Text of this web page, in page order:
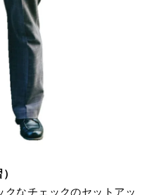
なチェックのセットアッ